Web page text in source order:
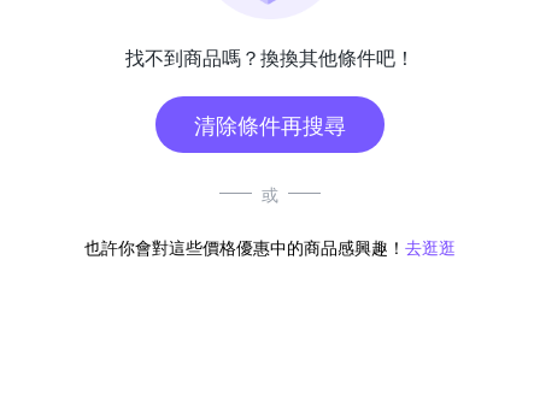
找不到商品嗎？換換其他條件吧！
清除條件再搜尋
或
也許你會對這些價格優惠中的商品感興趣！ 去逛逛